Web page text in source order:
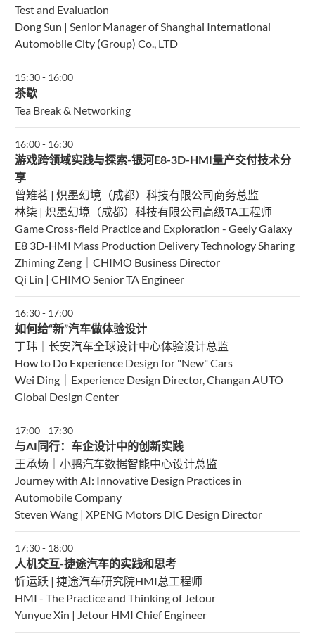
Test and Evaluation
Dong Sun | Senior Manager of Shanghai International
Automobile City (Group) Co., LTD
15:30- 16:00
茶歇
Tea Break & Networking
16:00- 16:30
游戏跨领域实践与探索-银河E8-3D-HMI量产交付技术分
享
曾雉茗 | 炽墨幻境（成都）科技有限公司商务总监
林柒 | 炽墨幻境（成都）科技有限公司高级TA工程师
Game Cross-field Practice and Exploration - Geely Galaxy
E8 3D-HMI Mass Production Delivery Technology Sharing
Zhiming Zeng｜CHIMO Business Director
Qi Lin | CHIMO Senior TA Engineer
16:30- 17:00
如何给“新”汽车做体验设计
丁玮｜长安汽车全球设计中心体验设计总监
How to Do Experience Design for "New" Cars
Wei Ding｜Experience Design Director, Changan AUTO
Global Design Center
17:00- 17:30
与AI同行：车企设计中的创新实践
王承炀｜小鹏汽车数据智能中心设计总监
Journey with AI: Innovative Design Practices in
Automobile Company
Steven Wang | XPENG Motors DIC Design Director
17:30- 18:00
人机交互-捷途汽车的实践和思考
忻运跃 | 捷途汽车研究院HMI总工程师
HMI - The Practice and Thinking of Jetour
Yunyue Xin | Jetour HMI Chief Engineer